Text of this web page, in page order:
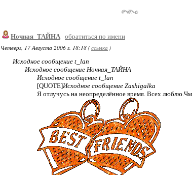
Ночная_ТАЙНА обратиться по имени
Четверг, 17 Августа 2006 г. 18:18 (ссылка )
Исходное сообщение t_lan
Исходное сообщение Ночная_ТАЙНА
Исходное сообщение t_lan
[QUOTE]Исходное сообщение Zashigalka
Я отлучусь на неопределённое время. Всех